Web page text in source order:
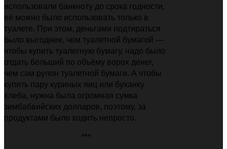
использовали банкноту до срока годности,
её можно было использовать только в
туалете. При этом, деньгами подтираться
было выгоднее, чем туалетной бумагой —
чтобы купить туалетную бумагу, надо было
отдать больший по объёму ворох денег,
чем сам рулон туалетной бумаги. А чтобы
купить пару куриных яиц или буханку
хлеба, нужна была огромная сумка
зимбабвийских долларов, поэтому, за
продуктами было ходить непросто.
***